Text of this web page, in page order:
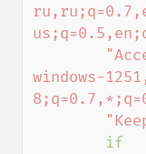
windows-